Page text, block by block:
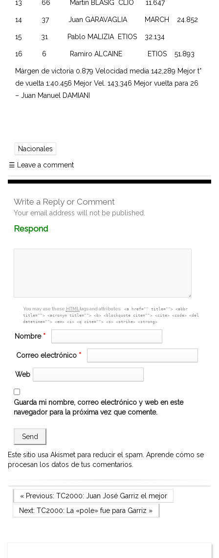
13 66 Martin BLASIG CLIO 11.647
14 37 Juan GARAVAGLIA MARCH 24.852
15 31 Pablo MALIZIA ETIOS 32.134
16 6 Ramiro ALCAINE ETIOS 51.893
Márgen de victoria 0.879 Velocidad media 142,289 Mejor t°
de vuelta 1:40.456 Mejor Vel. 143,346 Mejor vuelta para 26
– Juan Manuel DAMIANI
Nacionales
☰ Leave a comment
Write a Reply or Comment
Your email address will not be published.
RespondComment
box
You may use these HTML tags and attributes:
<a href="" title=""> <abbr
title=""> <acronym title=""> <b> <blockquote cite=""> <cite> <code> <del
datetime=""> <em> <i> <q cite=""> <s> <strike> <strong>
Nombre *
Correo electrónico *
Web
Guarda mi nombre, correo electrónico y web en este
navegador para la próxima vez que comente.
Este sitio usa Akismet para reducir el spam. Aprende cómo se
procesan los datos de tus comentarios.
Navegación
de
Previous Post
« Previous: TC2000: Juan José Garriz el mejor
Next Post
Next: TC2000: La «pole» fue para Garriz »